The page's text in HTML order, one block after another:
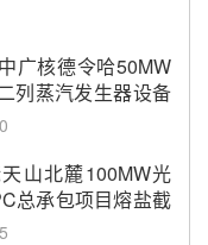
广核德令哈50MW
列蒸汽发生器设备
山北麓100MW光
总承包项目熔盐截
蝶阀采购